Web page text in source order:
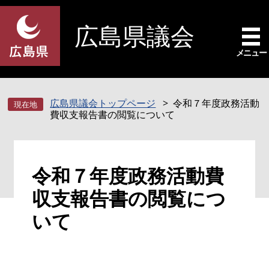
ペ
先
頭
す
メ
を
飛
し
広島県議会
メニュー
広島県議会トップページ
令和７年度政務活動
費収支報告書の閲覧について
令和７年度政務活動費
収支報告書の閲覧につ
いて